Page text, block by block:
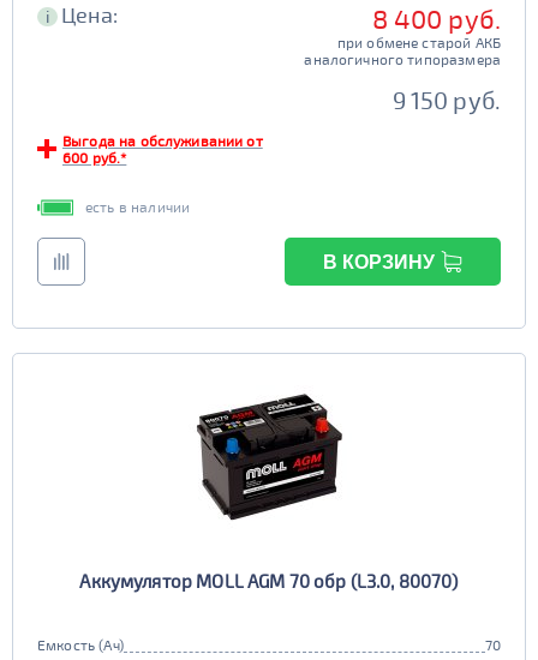
i Цена: 8 400 руб.
при обмене старой АКБ
аналогичного типоразмера
9 150 руб.
Выгода на обслуживании от
600 руб.*
есть в наличии
В КОРЗИНУ
Аккумулятор MOLL AGM 70 обр (L3.0, 80070)
Емкость (Ач)
70